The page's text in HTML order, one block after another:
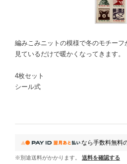
編みこみニットの模様で冬のモチーフ
見ているだけで暖かくなってきます。
4枚セット
シール式
なら手数料無料
※別途送料がかかります。
送料を確認する